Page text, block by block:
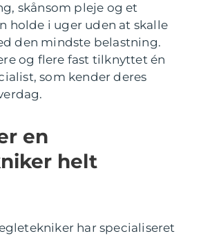
skånsom pleje og et
holde i uger uden at skalle
den mindste belastning.
og flere fast tilknyttet én
som kender deres
en
helt
har specialiseret